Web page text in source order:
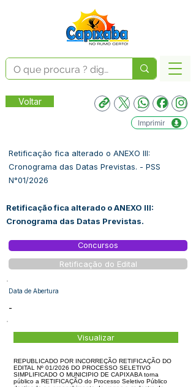
Voltar
Imprimir
Retificação fica alterado o ANEXO III:
Cronograma das Datas Previstas. - PSS
N°01/2026
Retificação fica alterado o ANEXO III:
Cronograma das Datas Previstas.
Concursos
Retificação do Edital
Data de Abertura
-
Visualizar
REPUBLICADO POR INCORREÇÃO RETIFICAÇÃO DO
EDITAL Nº 01/2026 DO PROCESSO SELETIVO
SIMPLIFICADO O MUNICIPIO DE CAPIXABA torna
público a RETIFICAÇÃO do Processo Seletivo Público